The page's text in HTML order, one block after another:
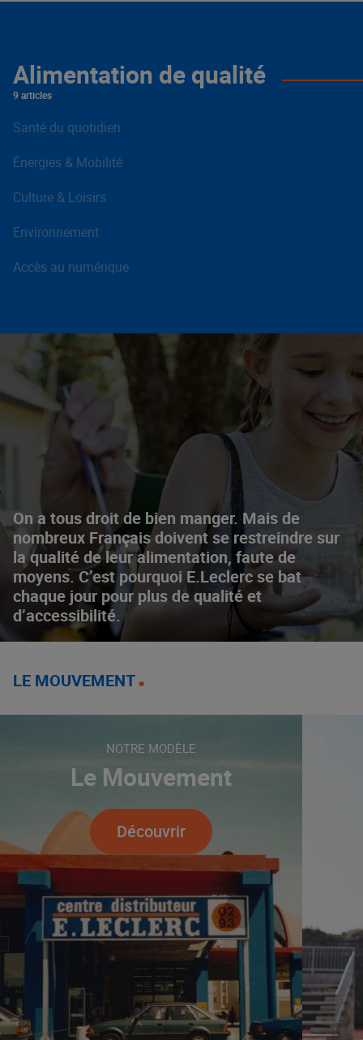
On a tous droit de bien manger. Mais de
nombreux Français doivent se restreindre sur
la qualité de leur alimentation, faute de
moyens. C’est pourquoi E.Leclerc se bat
chaque jour pour plus de qualité et
d’accessibilité.
Alimentation de qualité
9 articles
Santé du quotidien
Énergies & Mobilité
Culture & Loisirs
Environnement
Accès au numérique
LE MOUVEMENT
NOTRE MODÈLE
Le Mouvement
Découvrir